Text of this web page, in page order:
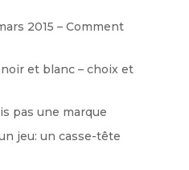
2015 – Comment
et blanc – choix et
pas une marque
jeu: un casse-tête